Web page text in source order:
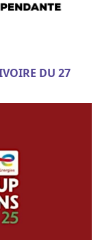
DU 27